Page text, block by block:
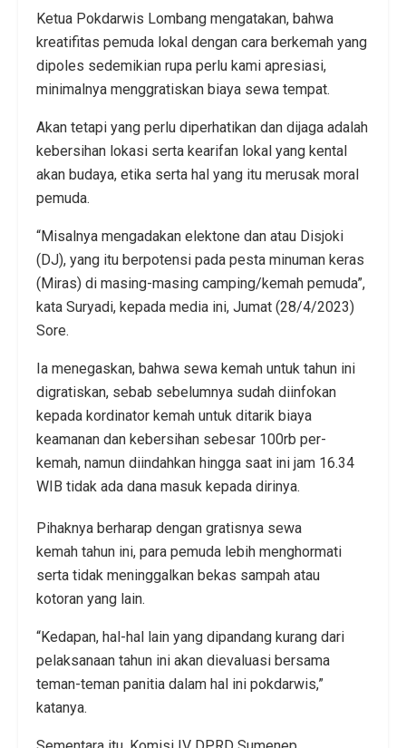
Ketua Pokdarwis Lombang mengatakan, bahwa
kreatifitas pemuda lokal dengan cara berkemah yang
dipoles sedemikian rupa perlu kami apresiasi,
minimalnya menggratiskan biaya sewa tempat.
Akan tetapi yang perlu diperhatikan dan dijaga adalah
kebersihan lokasi serta kearifan lokal yang kental
akan budaya, etika serta hal yang itu merusak moral
pemuda.
“Misalnya mengadakan elektone dan atau Disjoki
(DJ), yang itu berpotensi pada pesta minuman keras
(Miras) di masing-masing camping/kemah pemuda”,
kata Suryadi, kepada media ini, Jumat (28/4/2023)
Sore.
Ia menegaskan, bahwa sewa kemah untuk tahun ini
digratiskan, sebab sebelumnya sudah diinfokan
kepada kordinator kemah untuk ditarik biaya
keamanan dan kebersihan sebesar 100rb per-
kemah, namun diindahkan hingga saat ini jam 16.34
WIB tidak ada dana masuk kepada dirinya.
Pihaknya berharap dengan gratisnya sewa
kemah tahun ini, para pemuda lebih menghormati
serta tidak meninggalkan bekas sampah atau
kotoran yang lain.
“Kedapan, hal-hal lain yang dipandang kurang dari
pelaksanaan tahun ini akan dievaluasi bersama
teman-teman panitia dalam hal ini pokdarwis,”
katanya.